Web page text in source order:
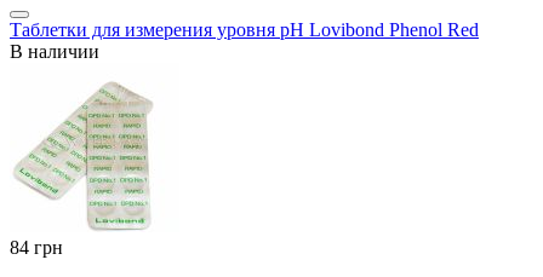
Таблетки для измерения уровня pH Lovibond Phenol Red
В наличии
‍84‍ грн